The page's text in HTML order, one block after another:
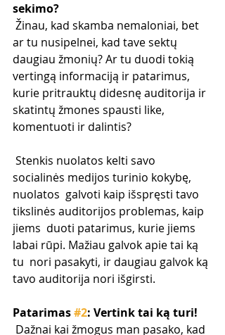
sekimo?
ar tu nusipelnei, kad tave sektų
daugiau žmonių? Ar tu duodi tokią
vertingą informaciją ir patarimus,
kurie pritrauktų didesnę auditorija ir
skatintų žmones spausti like,
komentuoti ir dalintis?
socialinės medijos turinio kokybę,
nuolatos  galvoti kaip išspręsti tavo
tikslinės auditorijos problemas, kaip
jiems  duoti patarimus, kurie jiems
labai rūpi. Mažiau galvok apie tai ką
tu  nori pasakyti, ir daugiau galvok ką
tavo auditorija nori išgirsti.
Patarimas #2: Vertink tai ką turi!